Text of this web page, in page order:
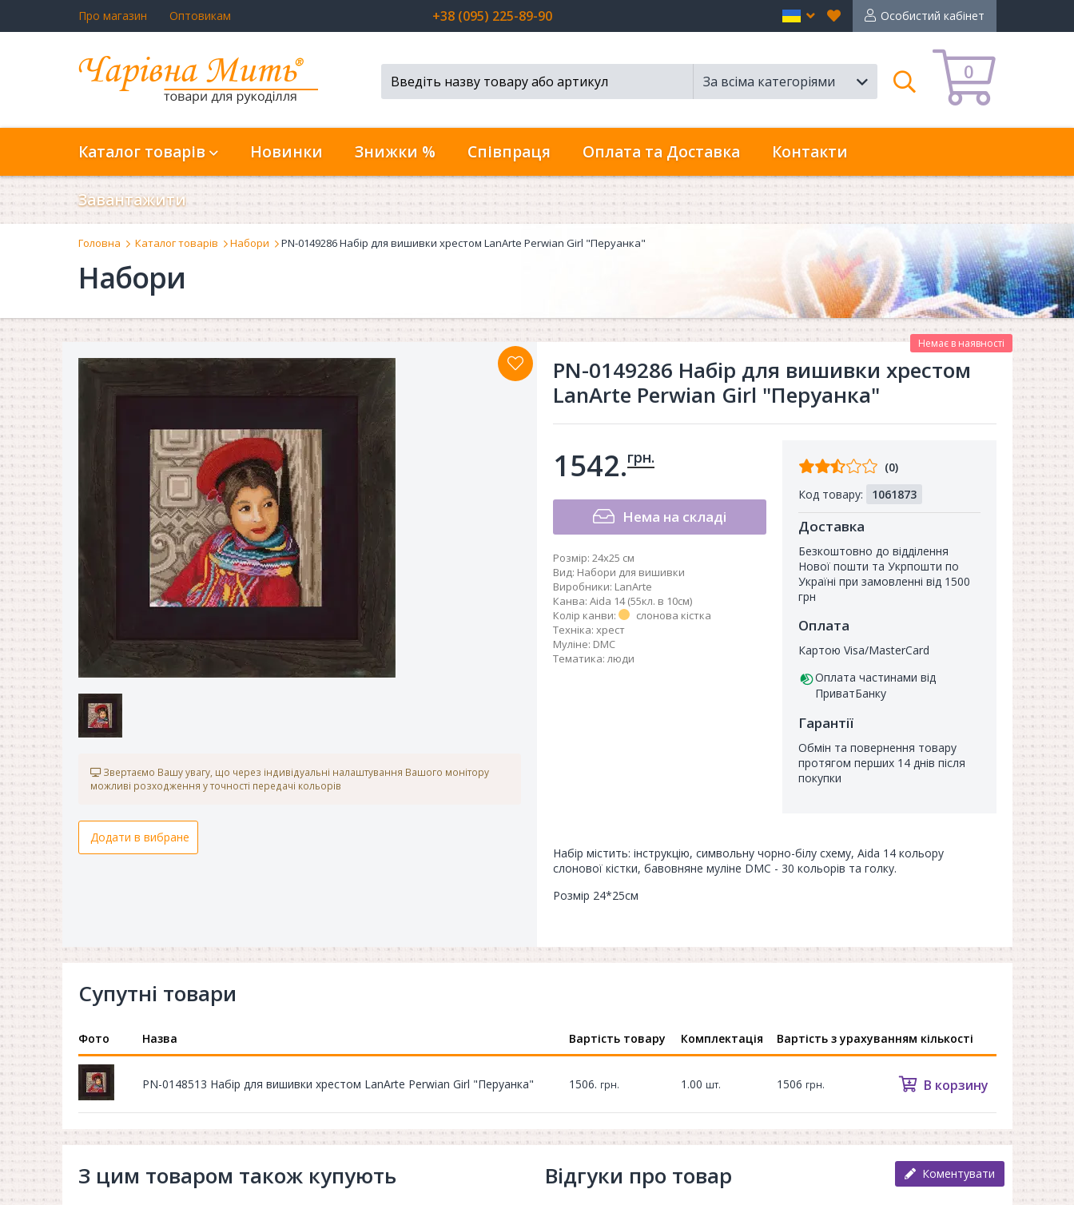
Про магазин Оптовикам +38 (095) 225-89-90 Особистий кабінет
Вибране
en
0
За всіма категоріями
Пошук
Каталог товарів Новинки Знижки % Співпраця Оплата та Доставка Контакти
Завантажити
Головна Каталог товарів Набори PN-0149286 Набір для вишивки хрестом LanArte Perwian Girl "Перуанка"
Набори
Звертаємо Вашу увагу, що через індивідуальні налаштування Вашого монітору
можливі розходження у точності передачі кольорів
Додати в вибране
PN-0149286 Набір для вишивки хрестом
LanArte Perwian Girl "Перуанка"
Немає в наявності
1542.грн.
Нема на складі
Розмір: 24x25 см
Вид: Набори для вишивки
Виробники: LanArte
Канва: Aida 14 (55кл. в 10см)
Колір канви:
слонова кістка
Техніка: хрест
Муліне: DMC
Тематика:люди
Відгуків
покупців
(0)
Код товару:
1061873
Доставка
Безкоштовно до відділення
Нової пошти та Укрпошти по
Україні при замовленні від 1500
грн
Оплата
Картою Visa/MasterCard
Оплата частинами від
ПриватБанку
Гарантії
Обмін та повернення товару
протягом перших 14 днів після
покупки
Набір містить: інструкцію, символьну чорно-білу схему, Aida 14 кольору
слонової кістки, бавовняне муліне DMC - 30 кольорів та голку.
Розмір 24*25см
Супутні товари
Фото Назва Вартість товару Комплектація Вартість з урахуванням кількості
PN-0148513 Набір для вишивки хрестом LanArte Perwian Girl "Перуанка" 1506. грн. 1.00 шт. 1506 грн. В корзину
З цим товаром також купують Відгуки про товар Коментувати